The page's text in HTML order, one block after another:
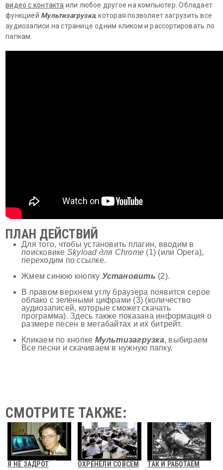
видео с контакта или любое другое на компьютер. Обладает
функцией Мультизагрузка, которая позволяет загрузить все
аудиозаписи на странице одним кликом и рассортировать по
папкам.
ПЛАН ДЕЙСТВИЙ
Для того, чтобы установить плагин, вводим в
поисковике Skyload для Chrome (1) (или Opera),
переходим по ссылке.
Жмем синюю кнопку Установить (2).
В правом верхнем углу браузера появится серое
облако с зелеными цифрами (3) (количество
аудиозаписей, которые сможет скачать
программа). Здесь также показана информация о
размере песен в мегабайтах и их битрейт.
Кликаем по кнопке Мультизагрузка, выбираем
Все песни и скачиваем в нужную папку.
СМОТРИТЕ ТАКЖЕ:
Я НЕ ЗАДРОТ ОХРЕНЕЛИ СОВСЕМ ТАК И РАБОТАЕМ